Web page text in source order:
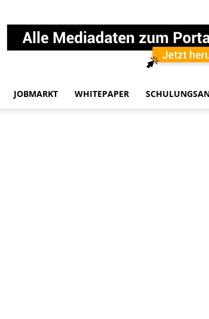
JOBMARKT WHITEPAPER